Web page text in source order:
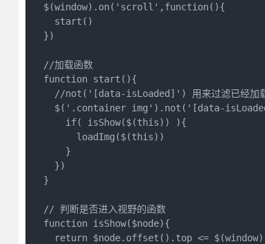
  $(window).on('scroll',function(){
    start()
  })
  //加载函数
  function start(){
//not('[data-isLoaded]') 用来过滤已经加
$('.container img').not('[data-
      if( isShow($(this)) ){
        loadImg($(this))
      }
    })
  }
  // 判断是否进入视野的函数
  function isShow($node){
return $node.offset().top <=